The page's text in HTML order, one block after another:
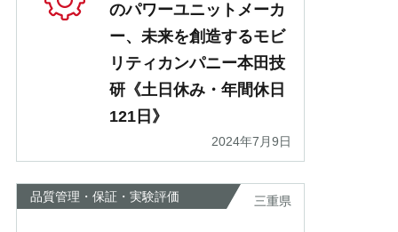
のパワーユニットメーカ
ー、未来を創造するモビ
リティカンパニー本田技
研《土日休み・年間休日
121日》
2024年7月9日
品質管理・保証・実験評価 三重県